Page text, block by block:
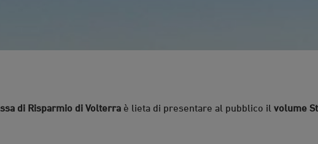
di Risparmio di Volterra è lieta di presentare al pubblico il volume